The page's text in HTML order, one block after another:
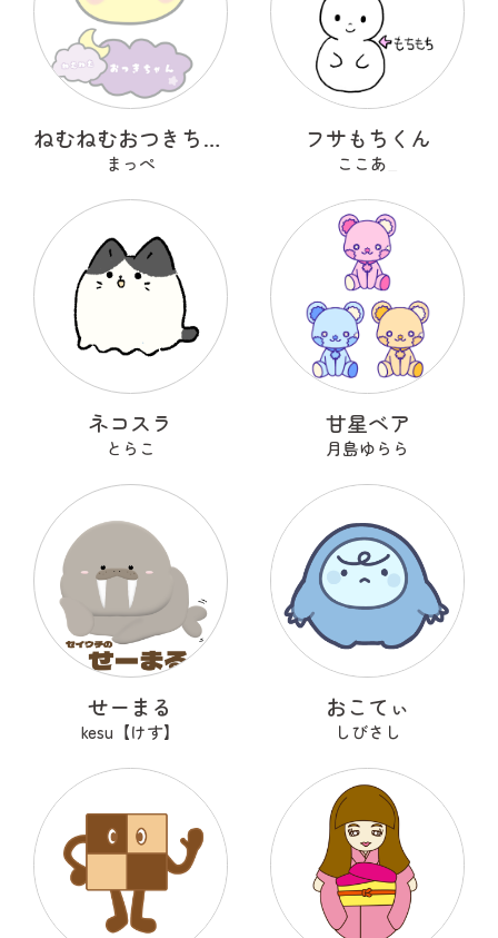
ねむねむおつきちゃん
まっぺ
フサもちくん
ここあ_
ネコスラ
とらこ
甘星ベア
月島ゆらら
せーまる
kesu【けす】
おこてぃ
しびさし